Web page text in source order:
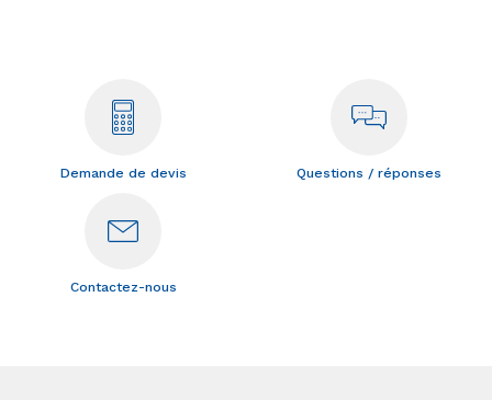
Demande de devis Questions / réponses
Contactez-nous